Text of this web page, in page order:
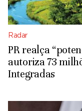
Radar
PR realça
autoriza 73
Integradas